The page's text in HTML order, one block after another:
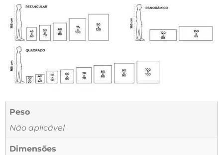
Peso
Não aplicável
Dimensões